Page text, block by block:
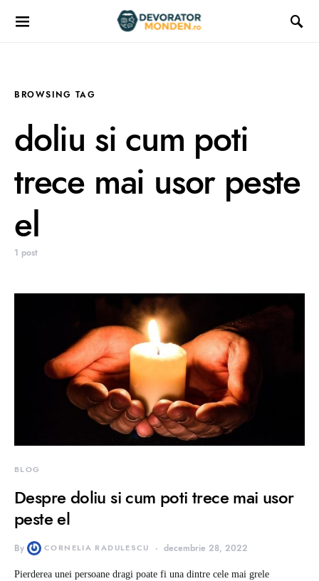
BROWSING TAG
doliu si cum poti
trece mai usor peste
el
1 post
BLOG
Despre doliu si cum poti trece mai usor
peste el
By CORNELIA RADULESCU decembrie 28, 2022
Pierderea unei persoane dragi poate fi una dintre cele mai grele